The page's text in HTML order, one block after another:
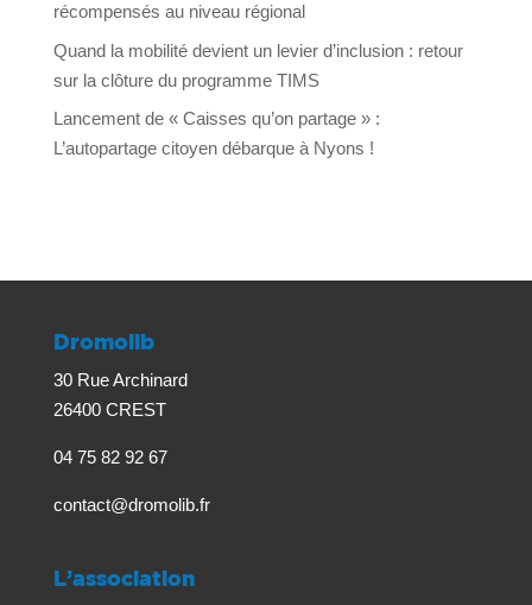
récompensés au niveau régional
Quand la mobilité devient un levier d’inclusion : retour
sur la clôture du programme TIMS
Lancement de « Caisses qu’on partage » :
L’autopartage citoyen débarque à Nyons !
Dromolib
30 Rue Archinard
26400 CREST
04 75 82 92 67
contact@dromolib.fr
L’association